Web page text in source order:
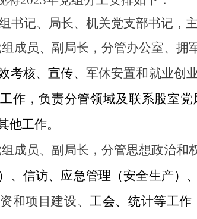
书记、局长、机关党支部书记，
组成员、副局长，分管办公室、拥
考核、宣传、 军休安置和就业创业
作，负责分管领域及联系股室
他工作。
组成员、副局长，分管思想政治和
、信访、应急管理（安全生产）
和项目建设、工会、统计等工作